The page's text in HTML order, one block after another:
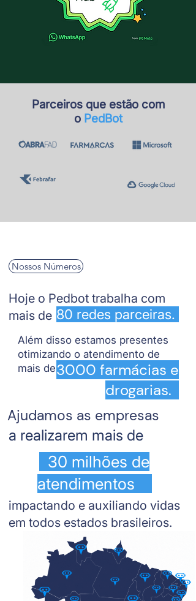
Parceiros que estão com
o PedBot
Nossos Números
Hoje o Pedbot trabalha com
mais de 80 redes parceiras.
Além disso estamos presentes
otimizando o atendimento de
mais de3000 farmácias e
drogarias.
Ajudamos as empresas​​
a realizarem mais de
30 milhões de
atendimentos
impactando e auxiliando vidas
em todos estados brasileiros.